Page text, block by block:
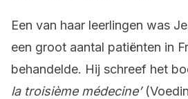
Een van haar leerlingen was
een groot aantal patiënten in
behandelde. Hij schreef het
la troisième médecine’